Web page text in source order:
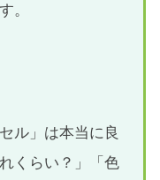
。
ル」は本当に良
くらい？」「色